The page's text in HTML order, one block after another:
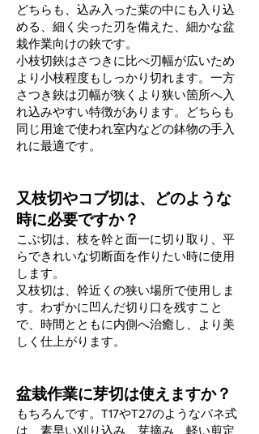
どちらも、込み入った葉の中にも入り込
める、細く尖った刃を備えた、細かな盆
栽作業向けの鋏です。
小枝切鋏はさつきに比べ刃幅が広いため
より小枝程度もしっかり切れます。一方
さつき鋏は刃幅が狭くより狭い箇所へ入
れ込みやすい特徴があります。どちらも
同じ用途で使われ室内などの鉢物の手入
れに最適です。
又枝切やコブ切は、どのような
時に必要ですか？
こぶ切は、枝を幹と面一に切り取り、平
らできれいな切断面を作りたい時に使用
します。
又枝切は、幹近くの狭い場所で使用しま
す。わずかに凹んだ切り口を残すこと
で、時間とともに内側へ治癒し、より美
しく仕上がります。
盆栽作業に芽切は使えますか？
もちろんです。T17やT27のようなバネ式
は、素早い刈り込み、芽摘み、軽い剪定